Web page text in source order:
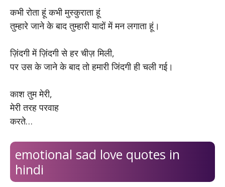
कभी रोता हूं कभी मुस्कुराता हूं
तुम्हारे जाने के बाद तुम्हारी यादों में मन लगाता हूं।
ज़िंदगी में ज़िंदगी से हर चीज़ मिली,
पर उस के जाने के बाद तो हमारी जिंदगी ही चली गई।
काश तुम मेरी,
मेरी तरह परवाह
करते…
emotional sad love quotes in
hindi